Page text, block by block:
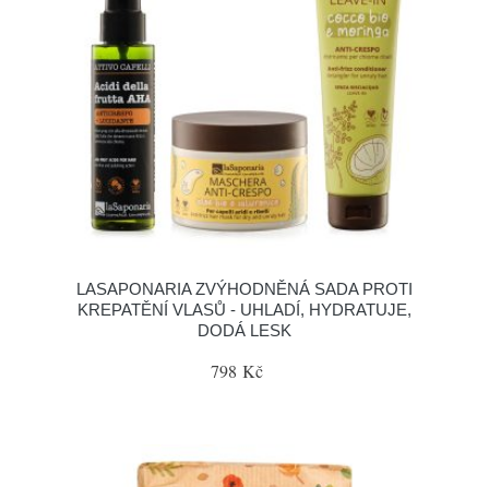
LASAPONARIA ZVÝHODNĚNÁ SADA PROTI
KREPATĚNÍ VLASŮ - UHLADÍ, HYDRATUJE,
DODÁ LESK
798 Kč